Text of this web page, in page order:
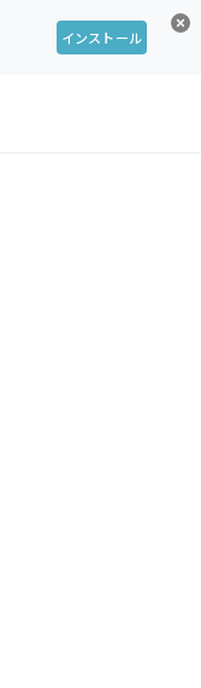
インストール